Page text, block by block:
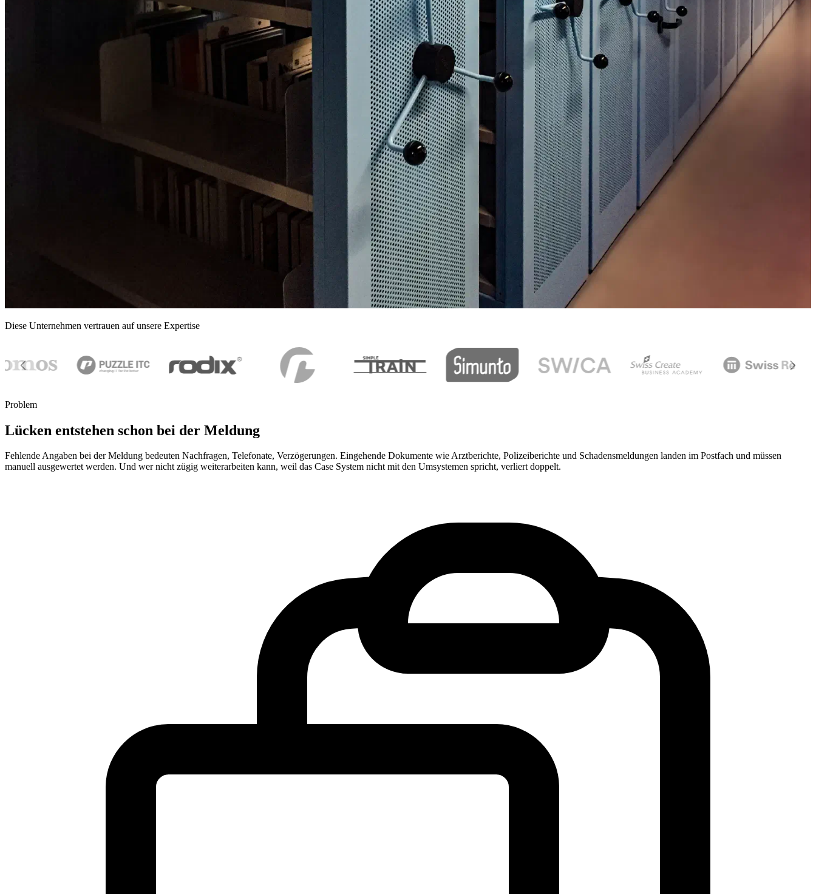
Diese Unternehmen vertrauen auf unsere Expertise
Problem
Lücken entstehen schon bei der Meldung
Fehlende Angaben bei der Meldung bedeuten Nachfragen, Telefonate, Verzögerungen. Eingehende Dokumente wie Arztberichte, Polizeiberichte und Schadensmeldungen landen im Postfach und müssen
manuell ausgewertet werden. Und wer nicht zügig weiterarbeiten kann, weil das Case System nicht mit den Umsystemen spricht, verliert doppelt.